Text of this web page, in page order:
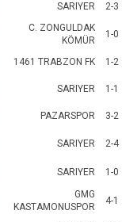
SARIYER 2-3
C. ZONGULDAK
KÖMÜR
1-0
1461 TRABZON FK 1-2
SARIYER 1-1
PAZARSPOR 3-2
SARIYER 2-4
SARIYER 1-0
GMG
KASTAMONUSPOR
4-1